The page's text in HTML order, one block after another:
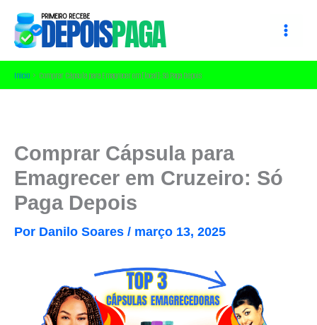
para
conteúdo
Início Comprar Cápsula para Emagrecer em [local]: Só Paga Depois
Comprar Cápsula para
Emagrecer em Cruzeiro: Só
Paga Depois
Por Danilo Soares / março 13, 2025